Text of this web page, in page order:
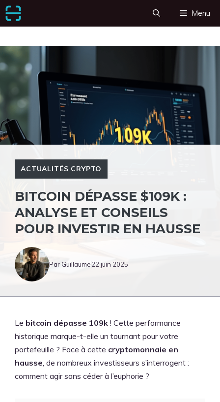
Aller
au
Menu
ACTUALITÉS CRYPTO
BITCOIN DÉPASSE $109K :
ANALYSE ET CONSEILS
POUR INVESTIR EN HAUSSE
Par Guillaume22 juin 2025
Le bitcoin dépasse 109k ! Cette performance
historique marque-t-elle un tournant pour votre
portefeuille ? Face à cette cryptomonnaie en
hausse, de nombreux investisseurs s’interrogent :
comment agir sans céder à l’euphorie ?